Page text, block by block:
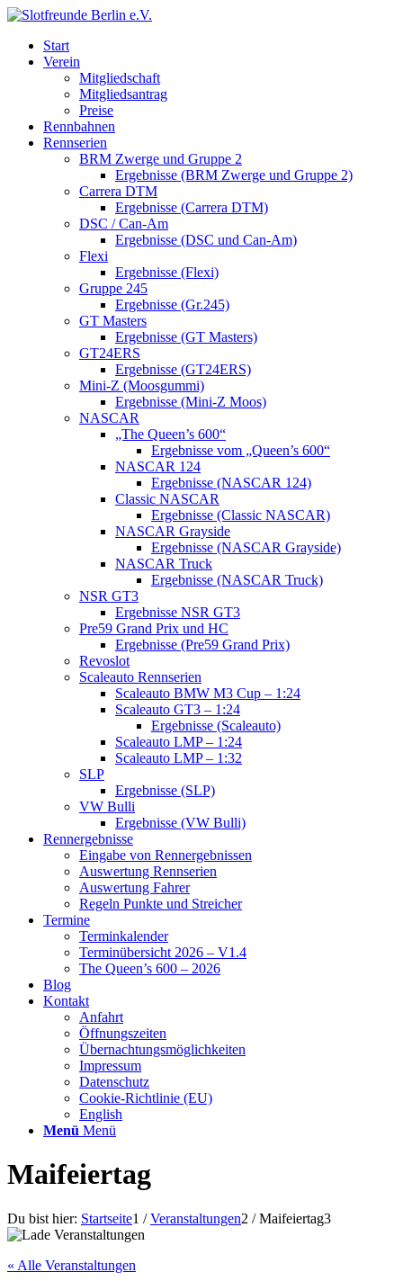
Start
Verein
Mitgliedschaft
Mitgliedsantrag
Preise
Rennbahnen
Rennserien
BRM Zwerge und Gruppe 2
Ergebnisse (BRM Zwerge und Gruppe 2)
Carrera DTM
Ergebnisse (Carrera DTM)
DSC / Can-Am
Ergebnisse (DSC und Can-Am)
Flexi
Ergebnisse (Flexi)
Gruppe 245
Ergebnisse (Gr.245)
GT Masters
Ergebnisse (GT Masters)
GT24ERS
Ergebnisse (GT24ERS)
Mini-Z (Moosgummi)
Ergebnisse (Mini-Z Moos)
NASCAR
„The Queen’s 600“
Ergebnisse vom „Queen’s 600“
NASCAR 124
Ergebnisse (NASCAR 124)
Classic NASCAR
Ergebnisse (Classic NASCAR)
NASCAR Grayside
Ergebnisse (NASCAR Grayside)
NASCAR Truck
Ergebnisse (NASCAR Truck)
NSR GT3
Ergebnisse NSR GT3
Pre59 Grand Prix und HC
Ergebnisse (Pre59 Grand Prix)
Revoslot
Scaleauto Rennserien
Scaleauto BMW M3 Cup – 1:24
Scaleauto GT3 – 1:24
Ergebnisse (Scaleauto)
Scaleauto LMP – 1:24
Scaleauto LMP – 1:32
SLP
Ergebnisse (SLP)
VW Bulli
Ergebnisse (VW Bulli)
Rennergebnisse
Eingabe von Rennergebnissen
Auswertung Rennserien
Auswertung Fahrer
Regeln Punkte und Streicher
Termine
Terminkalender
Terminübersicht 2026 – V1.4
The Queen’s 600 – 2026
Blog
Kontakt
Anfahrt
Öffnungszeiten
Übernachtungsmöglichkeiten
Impressum
Datenschutz
Cookie-Richtlinie (EU)
English
Menü Menü
Maifeiertag
Du bist hier: Startseite1 / Veranstaltungen2 / Maifeiertag3
« Alle Veranstaltungen